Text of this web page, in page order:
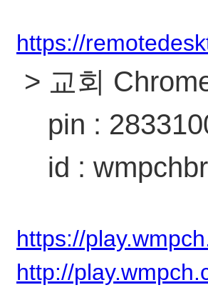
https://
> 교회
pin :
id :
https://
http://